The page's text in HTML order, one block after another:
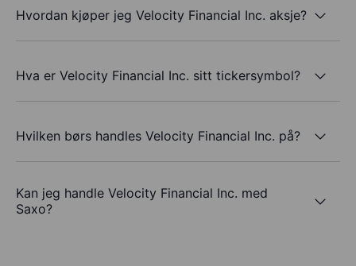
Hvordan kjøper jeg Velocity Financial Inc. aksje?
Hva er Velocity Financial Inc. sitt tickersymbol?
Hvilken børs handles Velocity Financial Inc. på?
Kan jeg handle Velocity Financial Inc. med
Saxo?